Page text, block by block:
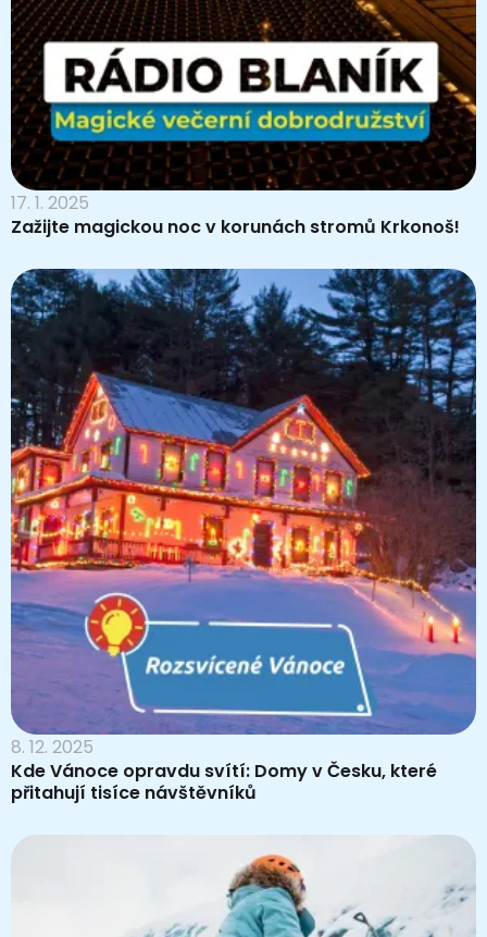
17. 1. 2025
Zažijte magickou noc v korunách stromů Krkonoš!
8. 12. 2025
Kde Vánoce opravdu svítí: Domy v Česku, které
přitahují tisíce návštěvníků